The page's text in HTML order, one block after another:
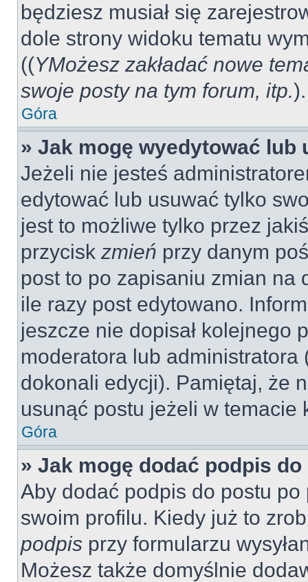
będziesz musiał się
dole strony widoku tematu
((YMożesz zakładać nowe
swoje posty na tym forum, itp.).
Góra
» Jak mogę wyedytować lub
Jeżeli nie jesteś
edytować lub usuwać tylko
jest to możliwe tylko przez
przycisk zmień przy danym
post to po zapisaniu zmian na
ile razy post edytowano.
jeszcze nie dopisał kolejnego
moderatora lub
dokonali edycji). Pamiętaj, że
usunąć postu jeżeli w temacie
Góra
» Jak mogę dodać podpis
Aby dodać podpis do postu
swoim profilu. Kiedy już to
podpis przy formularzu
Możesz także domyślnie